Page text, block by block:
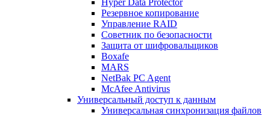
Hyper Data Protector
Резервное копирование
Управление RAID
Советник по безопасности
Защита от шифровальщиков
Boxafe
MARS
NetBak PC Agent
McAfee Antivirus
Универсальный доступ к данным
Универсальная синхронизация файлов